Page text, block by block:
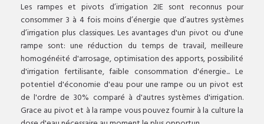
Les rampes et pivots d’irrigation 2IE sont reconnus pour
consommer 3 à 4 fois moins d’énergie que d’autres systèmes
d’irrigation plus classiques. Les avantages d'un pivot ou d'une
rampe sont: une réduction du temps de travail, meilleure
homogénéité d'arrosage, optimisation des apports, possibilité
d'irrigation fertilisante, faible consommation d'énergie... Le
potentiel d'économie d'eau pour une rampe ou un pivot est
de l'ordre de 30% comparé à d'autres systèmes d'irrigation.
Grace au pivot et à la rampe vous pouvez fournir à la culture la